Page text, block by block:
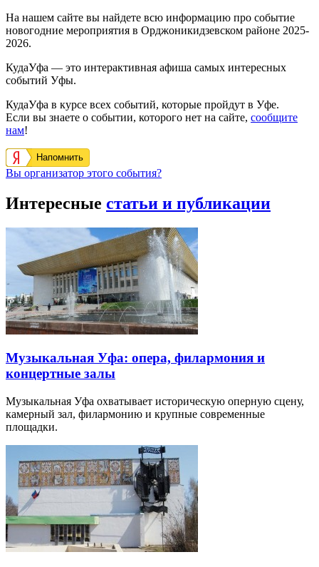
На нашем сайте вы найдете всю информацию про событие
новогодние мероприятия в Орджоникидзевском районе 2025-
2026.
КудаУфа — это интерактивная афиша самых интересных
событий Уфы.
КудаУфа в курсе всех событий, которые пройдут в Уфе.
Если вы знаете о событии, которого нет на сайте, сообщите
нам!
Напомнить
Вы организатор этого события?
Интересные статьи и публикации
Музыкальная Уфа: опера, филармония и
концертные залы
Музыкальная Уфа охватывает историческую оперную сцену,
камерный зал, филармонию и крупные современные
площадки.